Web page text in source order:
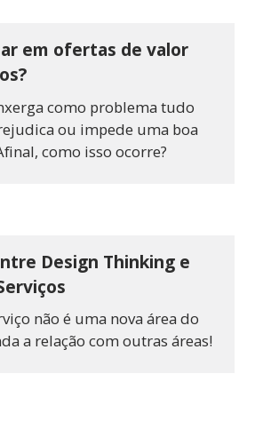
em ofertas de valor
como problema tudo
ou impede uma boa
como isso ocorre?
Design Thinking e
não é uma nova área do
a relação com outras áreas!